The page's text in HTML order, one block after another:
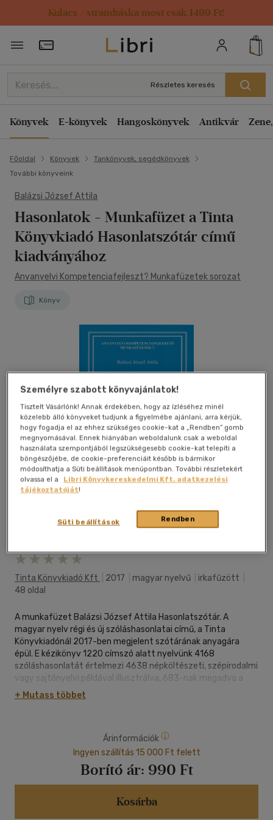
Kulacs / strandtáska most csak 1499 Ft!
Törzsvásárlói Kártya adatai
Részletes keresés
Könyvek E-könyvek Hangoskönyvek Antikvár
Főoldal Könyvek
Tankönyvek, segédkönyvek
További könyveink
Balázsi József Attila
Hasonlatok - Munkafüzet a Tinta
Könyvkiadó Hasonlatszótár című
kiadványához
Anyanyelvi Kompetenciafejleszt? Munkafüzetek sorozat
Könyv
Tinta Könyvkiadó Kft 2017 magyar nyelvű irkafűzött
48 oldal
A munkafüzet Balázsi József Attila Hasonlatszótár. A
magyar nyelv régi és új szóláshasonlatai című, a Tinta
Könyvkiadónál 2017-ben megjelent szótárának anyagára
épül. E kézikönyv 1220 címszó alatt nyelvünk 4168
szóláshasonlatát értelmezi 4638 népköltészeti, szépirodalmi
vagy sajtónyelvi példával illusztrálva, 683-nak megadva a
szinonimáját, 703-nak pedig az antonimáját is.
A munkafüzet 48 különféle gyakorlatot tartalmaz, amelyek a
szóláshasonlatokat dolgozza fel, 7 pedig az irodalmi
hasonlatok (Mikes Kelemen, Petőfi Sándor, Jókai Mór, Krúdy
Gyula, Márai Sándor, Lewis Carrol) kimeríthetetlen világába is
elkalauzolja az érdeklődőt. A magyar szóláshasonlatokkal
kapcsolatos ismeretek elsajátításának megkönnyítése
érdekében az egyes feladatok vagy egy-egy jelentésmező
+ Mutass többet
Árinformációk
Ingyen szállítás 15 000 Ft felett
Borító ár: 990 Ft
Kosárba
Személyre szabott könyvajánlatok!
Tisztelt Vásárlónk! Annak érdekében, hogy az ízléséhez minél
közelebb álló könyveket tudjunk a figyelmébe ajánlani, arra kérjük,
hogy fogadja el az ehhez szükséges cookie-kat a „Rendben” gomb
megnyomásával. Ennek hiányában weboldalunk csak a weboldal
használata szempontjából legszükségesebb cookie-kat telepíti a
böngészőjébe, de cookie-preferenciáit később is bármikor
módosíthatja a Süti beállítások menüpontban. További részletekért
olvassa el a
Libri Könyvkereskedelmi Kft. adatkezelési
tájékoztatóját!
Rendben
Süti beállítások